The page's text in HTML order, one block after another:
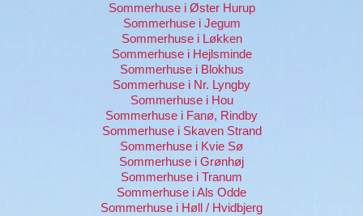
Sommerhuse i Jegum
Sommerhuse i Løkken
Sommerhuse i Hejlsminde
Sommerhuse i Blokhus
Sommerhuse i Nr. Lyngby
Sommerhuse i Hou
Sommerhuse i Fanø, Rindby
Sommerhuse i Skaven Strand
Sommerhuse i Kvie Sø
Sommerhuse i Grønhøj
Sommerhuse i Tranum
Sommerhuse i Als Odde
Sommerhuse i Høll / Hvidbjerg
Sommerhuse i Skagen